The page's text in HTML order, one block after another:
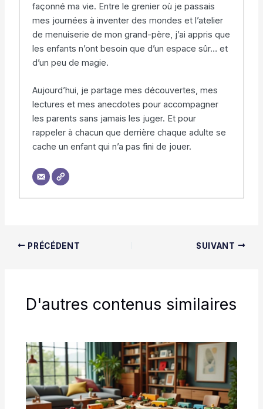
façonné ma vie. Entre le grenier où je passais
mes journées à inventer des mondes et l’atelier
de menuiserie de mon grand-père, j’ai appris que
les enfants n’ont besoin que d’un espace sûr… et
d’un peu de magie.
Aujourd’hui, je partage mes découvertes, mes
lectures et mes anecdotes pour accompagner
les parents sans jamais les juger. Et pour
rappeler à chacun que derrière chaque adulte se
cache un enfant qui n’a pas fini de jouer.
PRÉCÉDENT SUIVANT
D'autres contenus similaires